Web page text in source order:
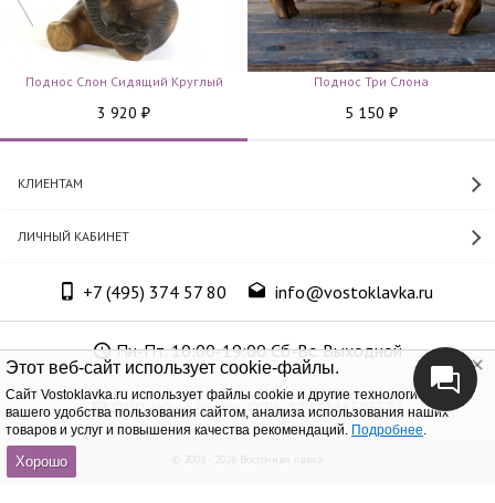
Этот веб-сайт использует cookie-файлы.
Cайт Vostoklavka.ru использует файлы cookie и другие технологии для
вашего удобства пользования сайтом, анализа использования наших
товаров и услуг и повышения качества рекомендаций. Подробнее.
Хорошо
Поднос Слон Сидящий Круглый
3 920 ₽
Поднос Три Слона
5 150 ₽
КЛИЕНТАМ
ЛИЧНЫЙ КАБИНЕТ
+7 (495) 374 57 80 info@vostoklavka.ru
Пн-Пт. 10:00-19:00 Сб-Вс. Выходной
ООО «Юнит Групп», ОГРН 1147746305574